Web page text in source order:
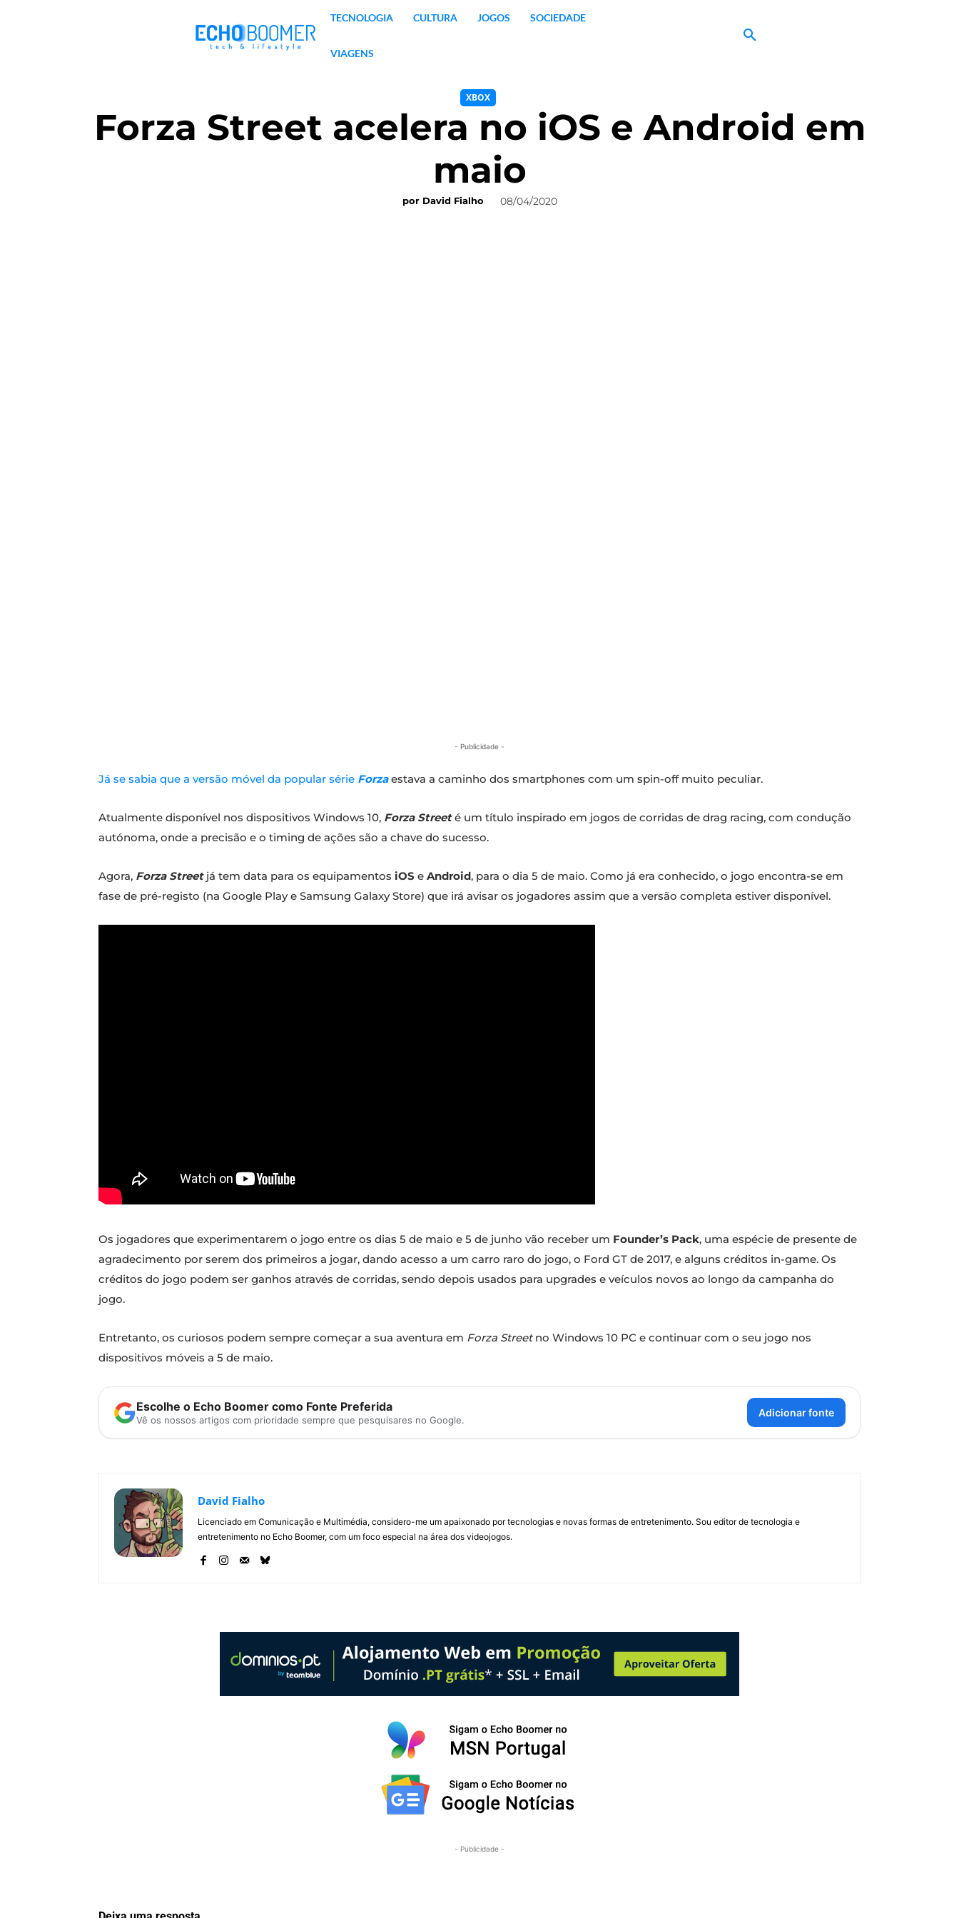
TECNOLOGIA CULTURA JOGOS SOCIEDADE
VIAGENS
XBOX
Forza Street acelera no iOS e Android em
maio
por David Fialho 08/04/2020
- Publicidade -
Já se sabia que a versão móvel da popular série Forzaestava a caminho dos smartphones com um spin-off muito peculiar.
Atualmente disponível nos dispositivos Windows 10, Forza Streeté um título inspirado em jogos de corridas de drag racing, com condução
autónoma, onde a precisão e o timing de ações são a chave do sucesso.
Agora, Forza Streetjá tem data para os equipamentos iOS e Android, para o dia 5 de maio. Como já era conhecido, o jogo encontra-se em
fase de pré-registo (na Google Play e Samsung Galaxy Store) que irá avisar os jogadores assim que a versão completa estiver disponível.
Os jogadores que experimentarem o jogo entre os dias 5 de maio e 5 de junho vão receber um Founder’s Pack, uma espécie de presente de
agradecimento por serem dos primeiros a jogar, dando acesso a um carro raro do jogo, o Ford GT de 2017, e alguns créditos in-game. Os
créditos do jogo podem ser ganhos através de corridas, sendo depois usados para upgrades e veículos novos ao longo da campanha do
jogo.
Entretanto, os curiosos podem sempre começar a sua aventura em Forza Streetno Windows 10 PC e continuar com o seu jogo nos
dispositivos móveis a 5 de maio.
Escolhe o Echo Boomer como Fonte Preferida
Vê os nossos artigos com prioridade sempre que pesquisares no Google.
Adicionar fonte
David Fialho
Licenciado em Comunicação e Multimédia, considero-me um apaixonado por tecnologias e novas formas de entretenimento. Sou editor de tecnologia e
entretenimento no Echo Boomer, com um foco especial na área dos videojogos.
- Publicidade -